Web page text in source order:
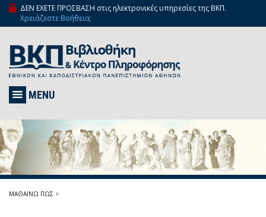
ΔΕΝ ΕΧΕΤΕ ΠΡΟΣΒΑΣΗ στις ηλεκτρονικές υπηρεσίες της ΒΚΠ.
Χρειάζεστε Βοήθεια;
MENU
ΜΑΘΑΙΝΩ ΠΩΣ >